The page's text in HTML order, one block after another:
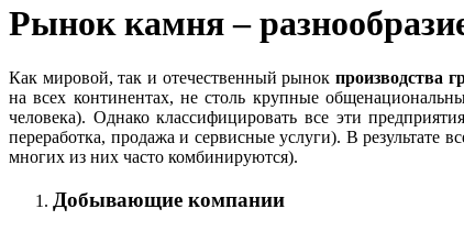
Рынок камня –
Как мировой, так и отечественный рынокпроизводства
на всех континентах, не столь крупные
человека). Однако классифицировать все эти
переработка, продажа и сервисные услуги). В результате
многих из них часто комбинируются).
Добывающие компании